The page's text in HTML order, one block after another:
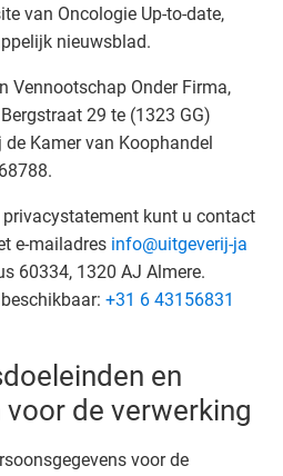
van Oncologie Up-to-date,
nieuwsblad.
Vennootschap Onder Firma,
29 te (1323 GG)
Kamer van Koophandel
kunt u contact
e-mailadres info@uitgeverij-ja
60334, 1320 AJ Almere.
+31 6 43156831
en
de verwerking
voor de